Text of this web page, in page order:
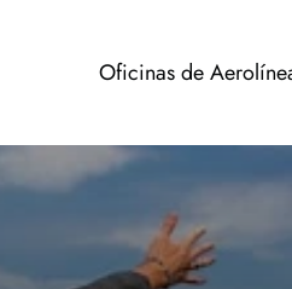
Oficinas de